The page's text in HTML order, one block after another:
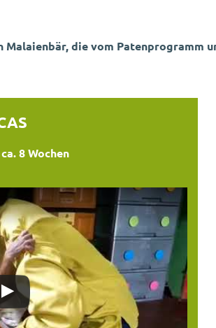
Malaienbär, die vom Patenprogramm
8 Wochen